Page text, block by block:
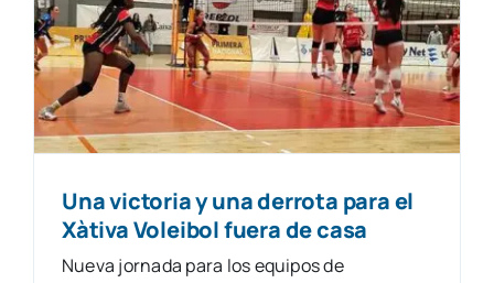
Una victoria y una derrota para el
Xàtiva Voleibol fuera de casa
Nueva jornada para los equipos de